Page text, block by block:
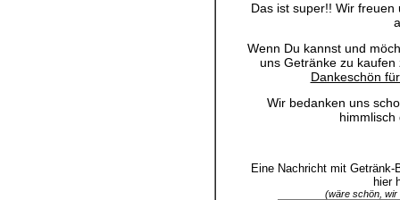
Das ist super!! Wir
Wenn Du kannst und
uns Getränke zu
Dankeschön
Wir bedanken uns
Eine Nachricht mit Getränk-
hier
(wäre schön, wir